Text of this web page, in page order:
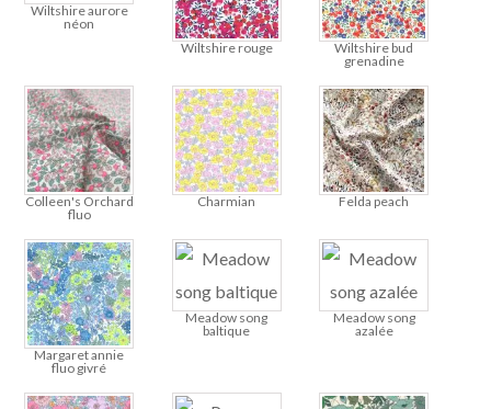
Wiltshire aurore
néon
Wiltshire rouge
Wiltshire bud
grenadine
Colleen's Orchard
fluo
Charmian Felda peach
Margaret annie
fluo givré
Meadow song
baltique
Meadow song
azalée